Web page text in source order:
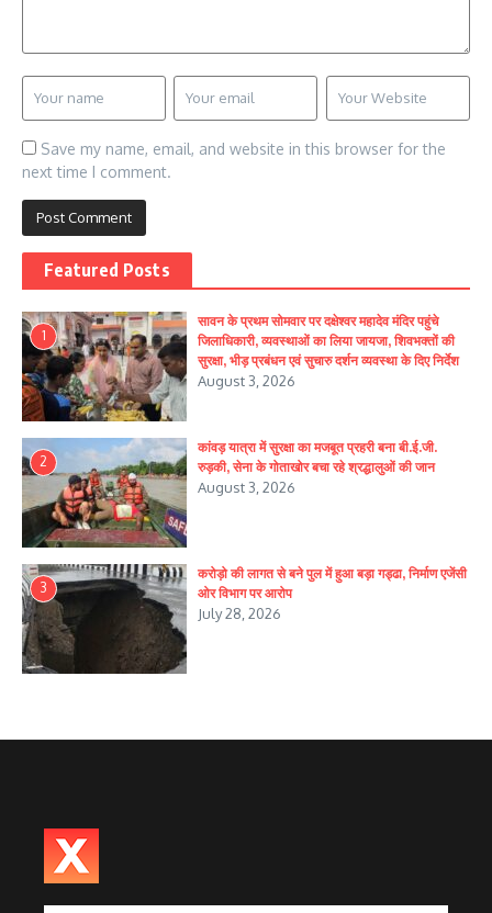
Save my name, email, and website in this browser for the
next time I comment.
Featured Posts
1
सावन के प्रथम सोमवार पर दक्षेश्वर महादेव मंदिर पहुंचे
जिलाधिकारी, व्यवस्थाओं का लिया जायजा, शिवभक्तों की
सुरक्षा, भीड़ प्रबंधन एवं सुचारु दर्शन व्यवस्था के दिए निर्देश
August 3, 2026
2
कांवड़ यात्रा में सुरक्षा का मजबूत प्रहरी बना बी.ई.जी.
रुड़की, सेना के गोताखोर बचा रहे श्रद्धालुओं की जान
August 3, 2026
3
करोड़ो की लागत से बने पुल में हुआ बड़ा गड्ढा, निर्माण एजेंसी
ओर विभाग पर आरोप
July 28, 2026